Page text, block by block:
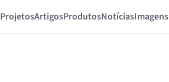
ProjetosArtigosProdutosNotíciasImagens